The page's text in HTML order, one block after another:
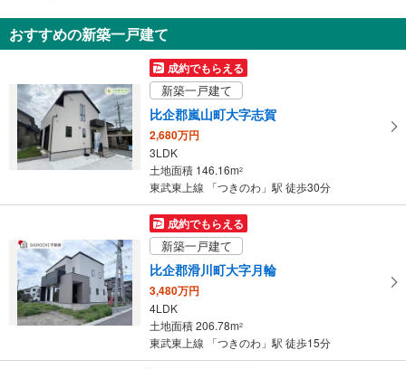
知
を
け
取
る
・
条
イ
ペ
ー
ジ
に
存
おすすめの新築一戸建て
成約でもらえる
新築一戸建て
比企郡嵐山町大字志賀
2,680万円
3LDK
土地面積 146.16m2
東武東上線 「つきのわ」駅 徒歩30分
成約でもらえる
新築一戸建て
比企郡滑川町大字月輪
3,480万円
4LDK
土地面積 206.78m2
東武東上線 「つきのわ」駅 徒歩15分